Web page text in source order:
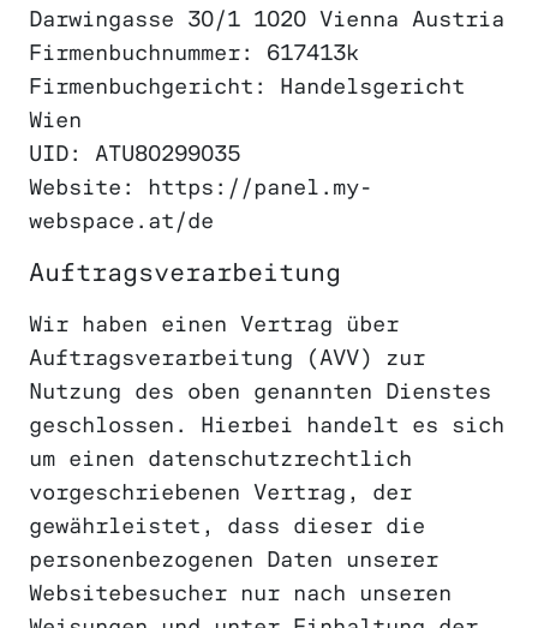
Darwingasse 30/1 1020 Vienna Austria
Firmenbuchnummer: 617413k
Firmenbuchgericht: Handelsgericht
Wien
UID: ATU80299035
Website: https://panel.my-
webspace.at/de
Auftragsverarbeitung
Wir haben einen Vertrag über
Auftragsverarbeitung (AVV) zur
Nutzung des oben genannten Dienstes
geschlossen. Hierbei handelt es sich
um einen datenschutzrechtlich
vorgeschriebenen Vertrag, der
gewährleistet, dass dieser die
personenbezogenen Daten unserer
Websitebesucher nur nach unseren